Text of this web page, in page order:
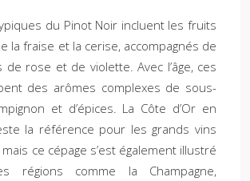
du Pinot Noir incluent les fruits
la fraise et la cerise, accompagnés de
de rose et de violette. Avec l’âge, ces
des arômes complexes de sous-
et d’épices. La Côte d’Or en
la référence pour les grands vins
ce cépage s’est également illustré
régions comme la Champagne,